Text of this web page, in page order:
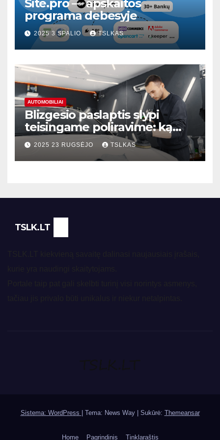
Site.pro — apskaitos
programa debesyje
2025 3 SPALIO TSLKAS
AUTOMOBILIAI
Blizgesio paslaptis slypi
teisingame poliravime: ką
svarbu žinoti?
2025 23 RUGSĖJO TSLKAS
TSLK.LT
Sistema: WordPress Tema: News Way | Sukūrė: Themeansar
Home Pagrindinis Tinklaraštis